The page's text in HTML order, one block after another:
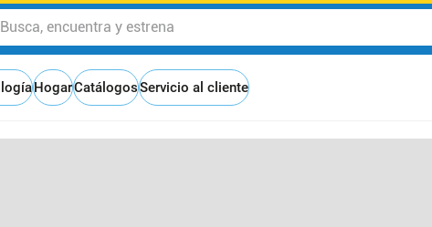
encuentra y estrena
HogarCatálogosServicio al cliente